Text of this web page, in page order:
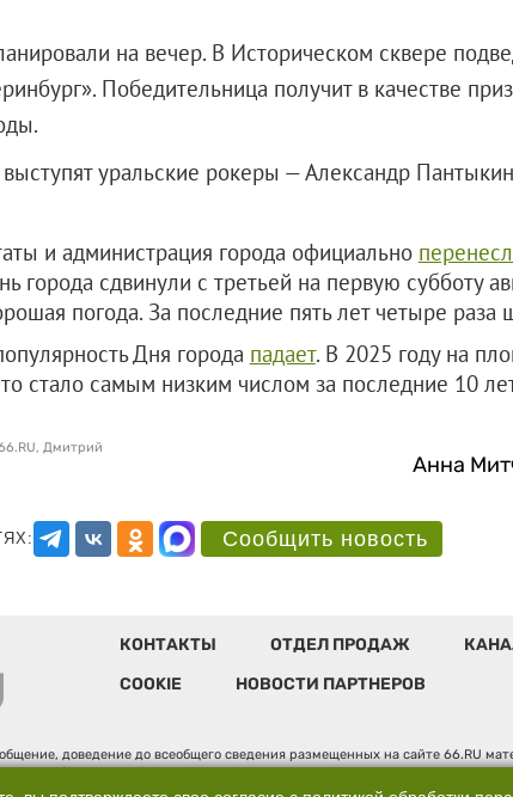
на вечер. В Историческом сквере
Победительница получит в качестве
уральские рокеры — Александр
и администрация города официально
города сдвинули с третьей на первую субботу
погода. За последние пять лет четыре раза
Дня города падает. В 2025 году на
стало самым низким числом за последние 10
Анна
Дмитрий
Сообщить новость
КОНТАКТЫ ОТДЕЛ ПРОДАЖ
COOKIE
НОВОСТИ ПАРТНЕРОВ
доведение до всеобщего сведения размещенных на сайте 66.RU
Федеральной службой по надзору в сфере связи,
ответственностью "66.ру". Юридический адрес: 620014,